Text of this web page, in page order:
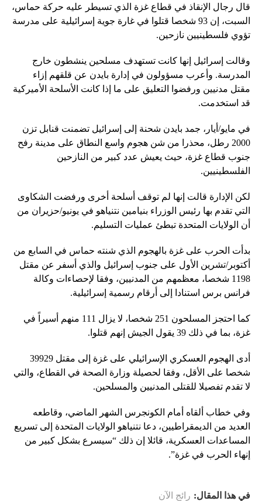
قال رجال الإنقاذ في قطاع غزة الذي تسيطر عليه حركة حماس،
السبت، إن 93 شخصا قتلوا في غارة جوية إسرائيلية على مدرسة
تؤوي فلسطينيين نازحين.
وقالت إسرائيل إنها كانت تستهدف مسلحين ينشطون خارج
المدرسة. وأعرب مسؤولون في إدارة بايدن عن قلقهم إزاء
مقتل مدنيين ورفضوا التعليق على ما إذا كانت الأسلحة الأميركية
قد استخدمت.
في مايو/أيار، جمد بايدن شحنة إلى إسرائيل تضمنت قنابل تزن
2000 رطل، محذرا من شن هجوم واسع النطاق على مدينة رفح
جنوب قطاع غزة، حيث يعيش عدد كبير من النازحين
الفلسطينيين.
لكن الإدارة قالت إنها لم توقف أسلحة أخرى ورفضت الشكاوى
التي تقدم بها رئيس الوزراء بنيامين نتنياهو في يونيو/حزيران من
أن الولايات المتحدة تبطئ عمليات التسليم.
بدأت الحرب على غزة بالهجوم الذي شنته حماس في السابع من
أكتوبر/تشرين الأول على جنوب إسرائيل والذي أسفر عن مقتل
1198 شخصا، معظمهم من المدنيين، وفقا لإحصاءات وكالة
فرانس برس استنادا إلى أرقام رسمية إسرائيلية.
كما احتجز المسلحون 251 شخصا، لا يزال 111 منهم أسيراً في
غزة، بما في ذلك 39 يقول الجيش إنهم قتلوا.
أدى الهجوم العسكري الإسرائيلي على غزة إلى مقتل 39929
شخصا على الأقل، وفقا لحصيلة وزارة الصحة في القطاع، والتي
لا تقدم تفصيلا للقتلى المدنيين والمسلحين.
وفي خطاب ألقاه أمام الكونجرس الشهر الماضي، وقاطعه
العديد من الديمقراطيين، دعا نتنياهو الولايات المتحدة إلى تسريع
المساعدات العسكرية، قائلا إن ذلك “سيسرع بشكل كبير من
إنهاء الحرب في غزة”.
في هذا المقال: رائج الآن